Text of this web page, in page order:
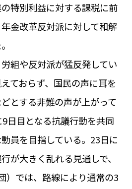
特別利益に対する課税に前
金改革反対派に対して和解
組や反対派が猛反発してい
ておらず、国民の声に耳を
とする非難の声が上がって
日目となる抗議行動を共同
員を目指している。23日に
が大きく乱れる見通しで、
）では、路線により通常の3